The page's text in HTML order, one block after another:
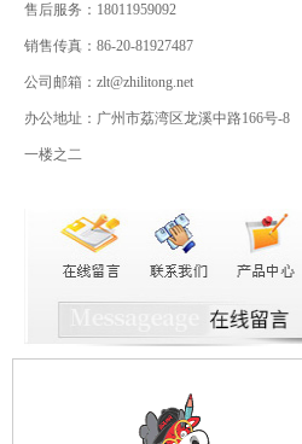
售后服务：18011959092
销售传真：86-20-81927487
公司邮箱：zlt@zhilitong.net
办公地址：广州市荔湾区龙溪中路166号-8
一楼之二